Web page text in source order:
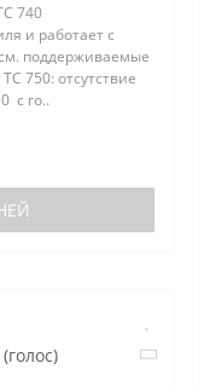
740
и работает с
поддерживаемые
750: отсутствие
с го..